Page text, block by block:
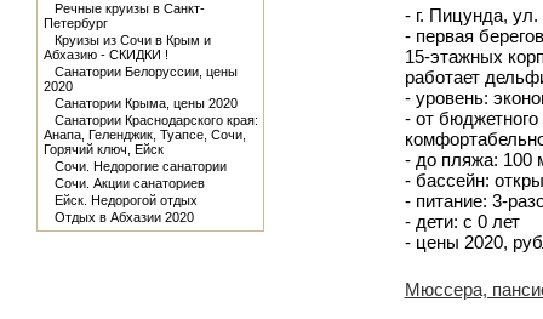
Речные круизы в Санкт-
Петербург
Круизы из Сочи в Крым и
Абхазию - СКИДКИ !
Санатории Белоруссии, цены
2020
Санатории Крыма, цены 2020
Санатории Краснодарского края:
Анапа, Геленджик, Туапсе, Сочи,
Горячий ключ, Ейск
Сочи. Недорогие санатории
Сочи. Акции санаториев
Ейск. Недорогой отдых
Отдых в Абхазии 2020
- г. Пицунда, ул.
- первая
15-этажных
работает
- уровень:
- от
- до пляжа: 100
- бассейн:
- питание: 3-
- дети: с 0 лет
- цены 2020,
Мюссера,